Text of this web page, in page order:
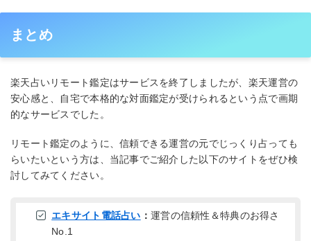
まとめ
楽天占いリモート鑑定はサービスを終了しましたが、楽天運営の
安心感と、自宅で本格的な対面鑑定が受けられるという点で画期
的なサービスでした。
リモート鑑定のように、信頼できる運営の元でじっくり占っても
らいたいという方は、当記事でご紹介した以下のサイトをぜひ検
討してみてください。
エキサイト電話占い ： 運営の信頼性＆特典のお得さ
No.1